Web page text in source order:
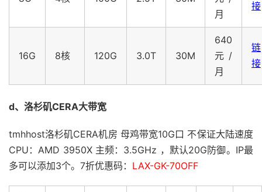
月
接
16G 8核 120G 3.0T 30M
640
元/
月
链
接
d、洛杉矶CERA大带宽
tmhhost洛杉矶CERA机房 母鸡带宽10G口 不保证大陆速度
CPU：AMD 3950X 主频：3.5GHz ，默认20G防御。IP最
多可以添加3个。7折优惠码： LAX-GK-70OFF